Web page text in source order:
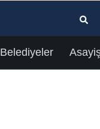
Belediyeler